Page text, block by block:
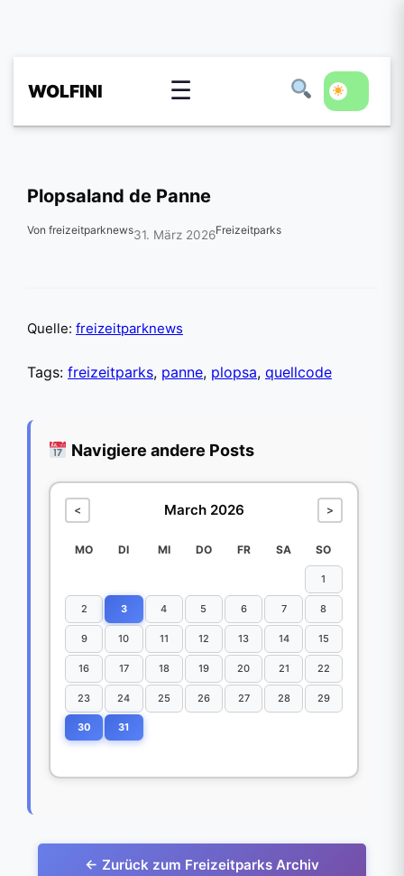
WOLFINI ☰
Plopsaland de Panne
Von freizeitparknews31. März 2026Freizeitparks
Quelle: freizeitparknews
Tags: freizeitparks, panne, plopsa, quellcode
Navigiere andere Posts
< March 2026 >
MO DI MI DO FR SA SO
1
2 3 4 5 6 7 8
9 10 11 12 13 14 15
16 17 18 19 20 21 22
23 24 25 26 27 28 29
30 31
← Zurück zum Freizeitparks Archiv